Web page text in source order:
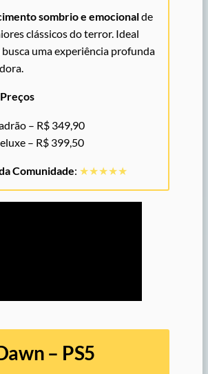
sombrio e emocionalde
clássicos do terror. Ideal
busca uma experiência profunda
– R$ 349,90
– R$ 399,50
Comunidade: ★★★★★
– PS5